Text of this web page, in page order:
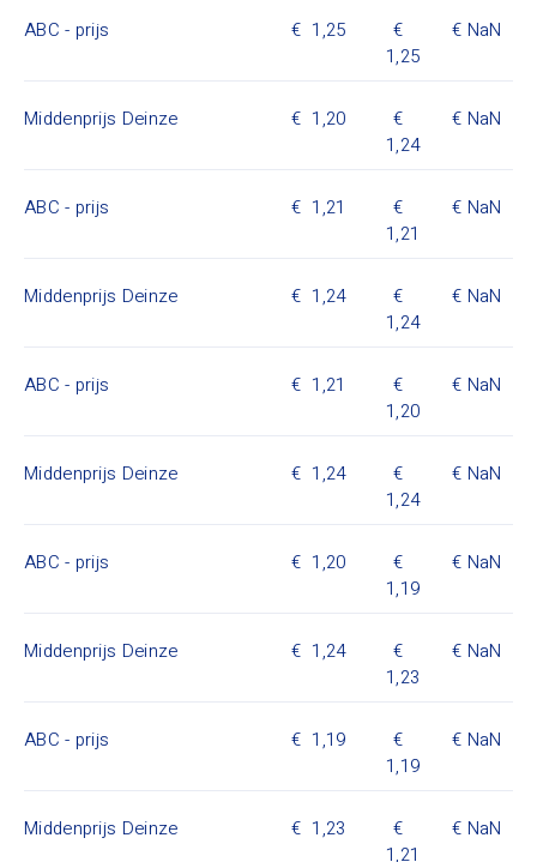
ABC - prijs
1,25
1,25
NaN
Middenprijs Deinze
1,20
1,24
NaN
ABC - prijs
1,21
1,21
NaN
Middenprijs Deinze
1,24
1,24
NaN
ABC - prijs
1,21
1,20
NaN
Middenprijs Deinze
1,24
1,24
NaN
ABC - prijs
1,20
1,19
NaN
Middenprijs Deinze
1,24
1,23
NaN
ABC - prijs
1,19
1,19
NaN
Middenprijs Deinze
1,23
1,21
NaN